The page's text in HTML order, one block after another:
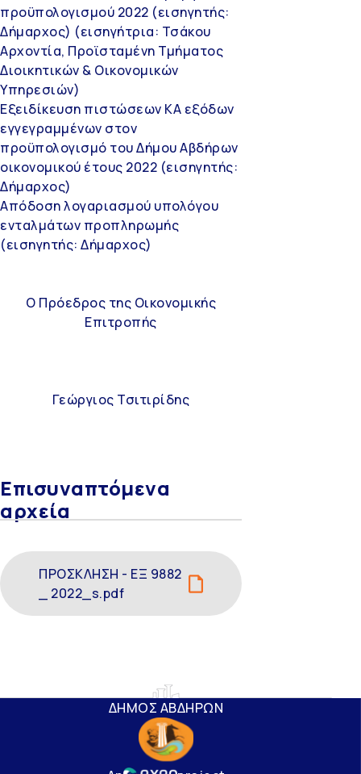
προϋπολογισμού 2022 (εισηγητής:
Δήμαρχος) (εισηγήτρια: Τσάκου
Αρχοντία, Προϊσταμένη Τμήματος
Διοικητικών & Οικονομικών
Υπηρεσιών)
Εξειδίκευση πιστώσεων ΚΑ εξόδων
εγγεγραμμένων στον
προϋπολογισμό του Δήμου Αβδήρων
οικονομικού έτους 2022 (εισηγητής:
Δήμαρχος)
Απόδοση λογαριασμού υπολόγου
ενταλμάτων προπληρωμής
(εισηγητής: Δήμαρχος)
Ο Πρόεδρος της Οικονομικής
Επιτροπής
Γεώργιος Τσιτιρίδης
Επισυναπτόμενα
αρχεία
ΠΡΟΣΚΛΗΣΗ - ΕΞ 9882
_ 2022_s.pdf
ΔΗΜΟΣ ΑΒΔΗΡΩΝ